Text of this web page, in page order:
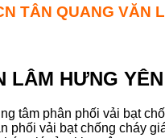
TÂN QUANG VĂN
LÂM HƯNG YÊN
tâm phân phối vải bạt
vải bạt chống cháy